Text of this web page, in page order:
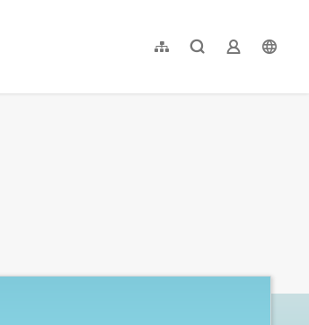
網站導覽全文檢索業者登入
简体中文